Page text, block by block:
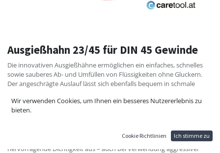
Ausgießhahn 23/45 für DIN 45 Gewinde
Die innovativen Ausgießhähne ermöglichen ein einfaches, schnelles
sowie sauberes Ab- und Umfüllen von Flüssigkeiten ohne Gluckern.
Der angeschrägte Auslauf lässt sich ebenfalls bequem in schmale
Unsere Ausgießhähne sind geeignet für diverse Behältnisse – wie
Flaschen, Kanister, Fässer und IBC‘s mit einem Außengewinde gemäß
Die exzellenten Ausgießeigenschaften basieren auf dem einzigartigen
Belüftungssystem. Ausgießhähne zeichnen sich durch eine
hervorragende Dichtigkeit aus – auch bei Verwendung aggressiver
Wir verwenden Cookies, um Ihnen ein besseres Nutzererlebnis zu
bieten.
Cookie Richtlinien Ich stimme zu